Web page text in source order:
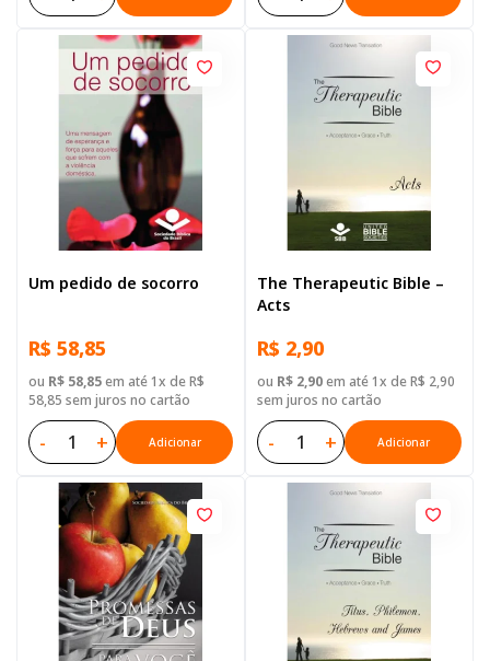
Um pedido de socorro
R$ 58,85
ou R$ 58,85em até 1x de R$
58,85 sem juros no cartão
- + Adicionar
The Therapeutic Bible –
Acts
R$ 2,90
ou R$ 2,90em até 1x de R$ 2,90
sem juros no cartão
- + Adicionar